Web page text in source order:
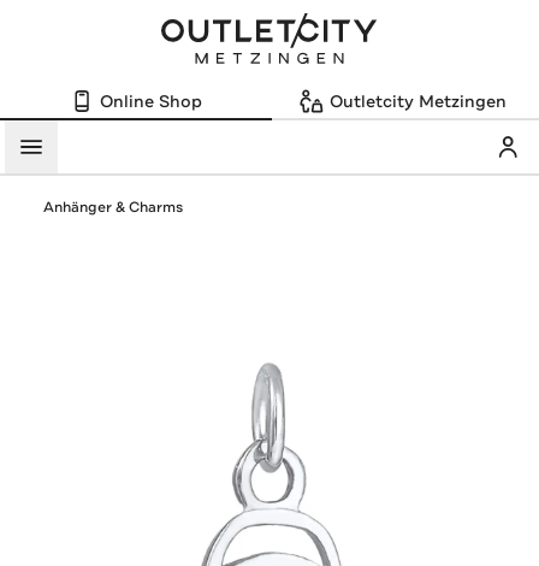
Online Shop Outletcity Metzingen
Menü
Anhänger & Charms